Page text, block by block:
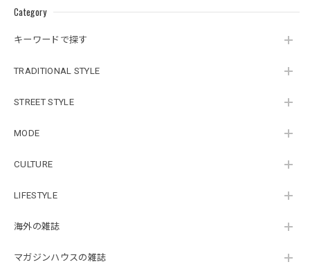
Category
キーワードで探す
TRADITIONAL STYLE
STREET STYLE
MODE
CULTURE
LIFESTYLE
海外の雑誌
マガジンハウスの雑誌